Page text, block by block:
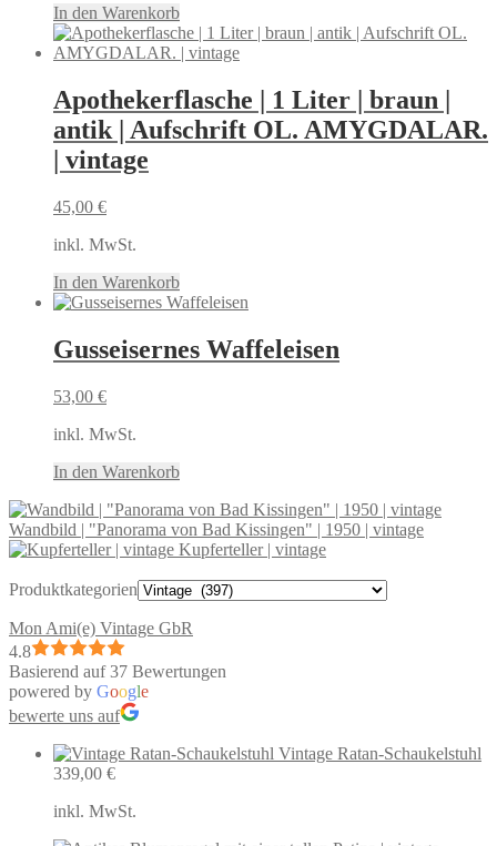
In den Warenkorb
Apothekerflasche | 1 Liter | braun |
antik | Aufschrift OL. AMYGDALAR.
| vintage
45,00 €
inkl. MwSt.
In den Warenkorb
Gusseisernes Waffeleisen
53,00 €
inkl. MwSt.
In den Warenkorb
Wandbild | "Panorama von Bad Kissingen" | 1950 | vintage
Kupferteller | vintage
Produktkategorien
Mon Ami(e) Vintage GbR
4.8
Basierend auf 37 Bewertungen
powered by Google
bewerte uns auf
Vintage Ratan-Schaukelstuhl
339,00 €
inkl. MwSt.